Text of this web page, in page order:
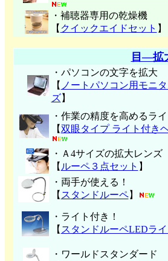
・補聴器専用の乾燥機
【 クイックエイドセット 】
目―拡
・パソコンの文字を拡大
【 ノートパソコン用モニ
ズ】
・作業の精度を高めるラ
【双眼タイプ ライト付き
・Ａ4サイズの拡大レンズ
【 ルーペ３点セット 】
・両手が使える！
【 スタンドルーペ】
・ライト付き！
【 スタンドルーペLEDラ
・ワールドスタンダード